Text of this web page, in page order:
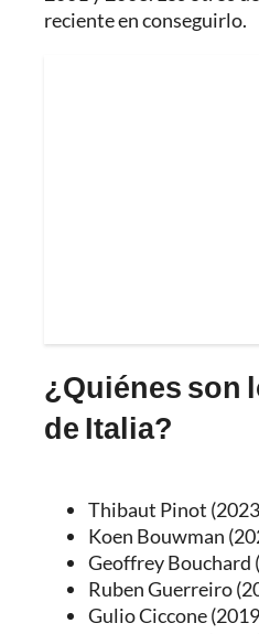
reciente en conseguirlo.
¿Quiénes son
de Italia?
Thibaut Pinot
Koen Bouwman
Geoffrey Bouchard
Ruben Guerreiro
Gulio Ciccone